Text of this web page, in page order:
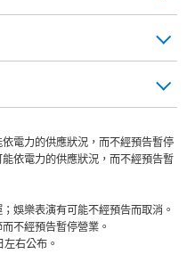
電力的供應狀況，而不經預告暫停
依電力的供應狀況，而不經預告暫
娛樂表演有可能不經預告而取消。
不經預告暫停營業。
右公布。